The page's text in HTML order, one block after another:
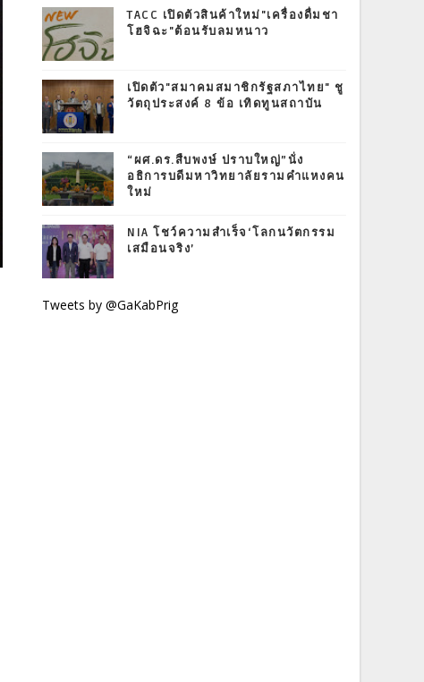
TACC เปิดตัวสินค้าใหม่"เครื่องดื่มชา
โฮจิฉะ"ต้อนรับลมหนาว
เปิดตัว"สมาคมสมาชิกรัฐสภาไทย" ชู
วัตถุประสงค์ 8 ข้อ เทิดทูนสถาบัน
“ผศ.ดร.สืบพงษ์ ปราบใหญ่”นั่ง
อธิการบดีมหาวิทยาลัยรามคำแหงคน
ใหม่
NIA โชว์ความสำเร็จ‘โลกนวัตกรรม
เสมือนจริง’
Tweets by @GaKabPrig